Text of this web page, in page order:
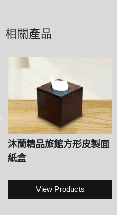
相關產品
沐蘭精品旅館方形皮製面
紙盒
View Products